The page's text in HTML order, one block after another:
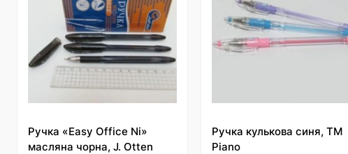
Ручка «Easy Office Ni»
масляна чорна, J. Otten
Ручка кулькова синя, ТМ
Piano